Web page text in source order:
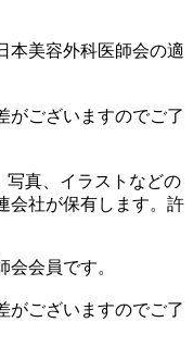
本美容外科医師会の適
がございますのでご了
写真、イラストなどの
会社が保有します。許
会員です。
がございますのでご了